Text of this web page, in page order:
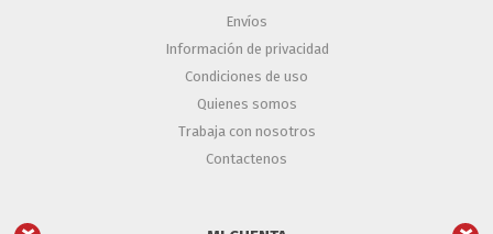
Envíos
Información de privacidad
Condiciones de uso
Quienes somos
Trabaja con nosotros
Contactenos